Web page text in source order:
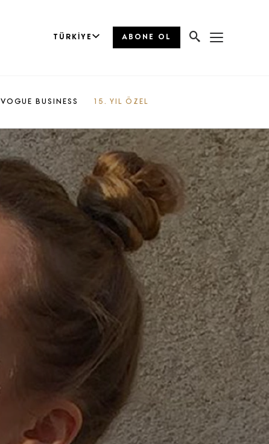
TÜRKIYE ABONE OL
VOGUE BUSINESS 15. YIL ÖZEL